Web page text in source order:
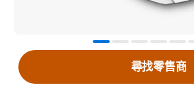
尋找零售商